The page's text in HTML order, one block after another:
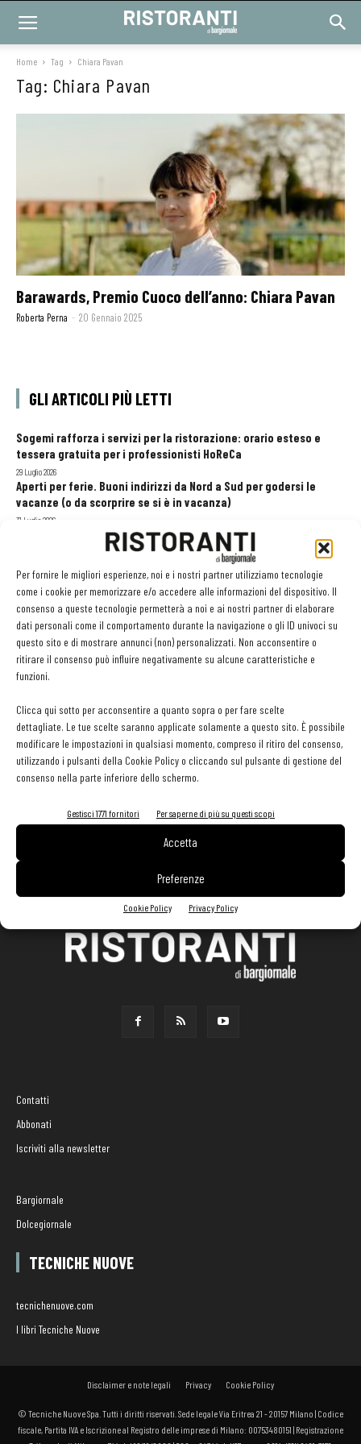
Per fornire le migliori esperienze, noi e i nostri partner utilizziamo tecnologie
come i cookie per memorizzare e/o accedere alle informazioni del dispositivo. Il
consenso a queste tecnologie permetterà a noi e ai nostri partner di elaborare
dati personali come il comportamento durante la navigazione o gli ID univoci su
questo sito e di mostrare annunci (non) personalizzati. Non acconsentire o
ritirare il consenso può influire negativamente su alcune caratteristiche e
funzioni.
Clicca qui sotto per acconsentire a quanto sopra o per fare scelte
dettagliate. Le tue scelte saranno applicate solamente a questo sito. È possibile
modificare le impostazioni in qualsiasi momento, compreso il ritiro del consenso,
utilizzando i pulsanti della Cookie Policy o cliccando sul pulsante di gestione del
consenso nella parte inferiore dello schermo.
Gestisci 1771 fornitori Per saperne di più su questi scopi
Accetta
Preferenze
Cookie Policy Privacy Policy
Home Tag Chiara Pavan
Tag: Chiara Pavan
Barawards, Premio Cuoco dell’anno: Chiara Pavan
Roberta Perna - 20 Gennaio 2025
GLI ARTICOLI PIÙ LETTI
Sogemi rafforza i servizi per la ristorazione: orario esteso e
tessera gratuita per i professionisti HoReCa
29 Luglio 2026
Aperti per ferie. Buoni indirizzi da Nord a Sud per godersi le
vacanze (o da scorprire se si è in vacanza)
31 Luglio 2026
Recensioni online, Fipe e le associazioni del turismo chiedono
modifiche alle Linee Guida dell’Antitrust
20 Luglio 2026
EDICOLA WEB
Contatti
Abbonati
Iscriviti alla newsletter
Bargiornale
Dolcegiornale
TECNICHE NUOVE
tecnichenuove.com
I libri Tecniche Nuove
Disclaimer e note legali Privacy Cookie Policy
© Tecniche Nuove Spa. Tutti i diritti riservati. Sede legale Via Eritrea 21 - 20157 Milano | Codice
fiscale, Partita IVA e Iscrizione al Registro delle imprese di Milano: 00753480151 | Registrazione